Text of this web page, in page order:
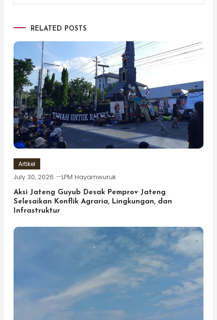
RELATED POSTS
Artikel
July 30, 2026 LPM Hayamwuruk
Aksi Jateng Guyub Desak Pemprov Jateng
Selesaikan Konflik Agraria, Lingkungan, dan
Infrastruktur